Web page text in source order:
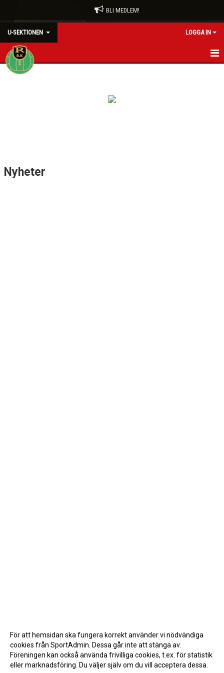
BLI MEDLEM!
U-SEKTIONEN LOGGA IN
HEM
Nyheter
För att hemsidan ska fungera korrekt använder vi nödvändiga
cookies från SportAdmin. Dessa går inte att stänga av.
Föreningen kan också använda frivilliga cookies, t.ex. för statistik
eller marknadsföring. Du väljer själv om du vill acceptera dessa.